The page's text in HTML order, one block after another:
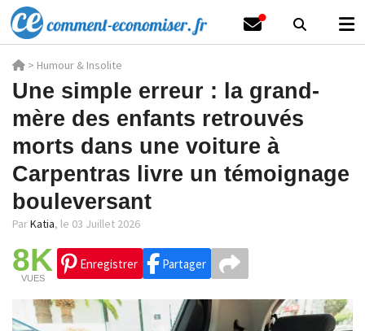
> Humour & Insolite
Une simple erreur : la grand-
mère des enfants retrouvés
morts dans une voiture à
Carpentras livre un témoignage
bouleversant
ParKatia, le 03 Juillet 2026
8K
VUES
Enregistrer Partager